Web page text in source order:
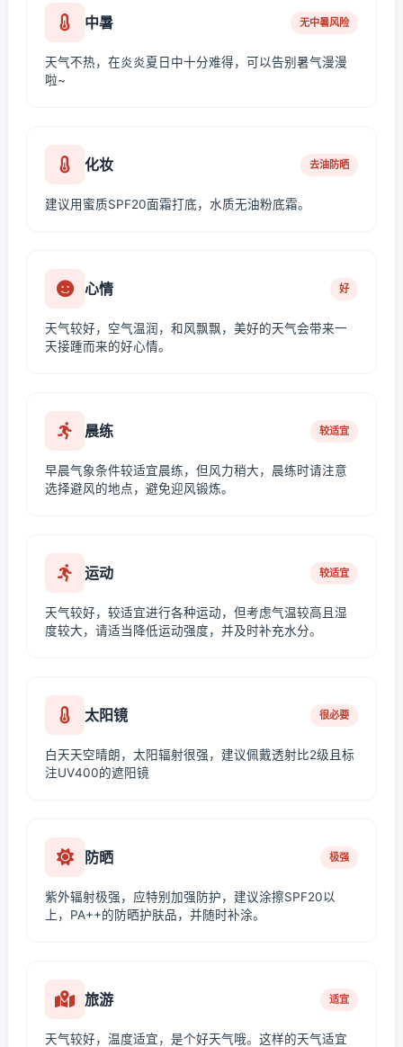
中暑 无中暑风险
天气不热，在炎炎夏日中十分难得，可以告别暑气漫漫
啦~
化妆 去油防晒
建议用蜜质SPF20面霜打底，水质无油粉底霜。
心情 好
天气较好，空气温润，和风飘飘，美好的天气会带来一
天接踵而来的好心情。
晨练 较适宜
早晨气象条件较适宜晨练，但风力稍大，晨练时请注意
选择避风的地点，避免迎风锻炼。
运动 较适宜
天气较好，较适宜进行各种运动，但考虑气温较高且湿
度较大，请适当降低运动强度，并及时补充水分。
太阳镜 很必要
白天天空晴朗，太阳辐射很强，建议佩戴透射比2级且标
注UV400的遮阳镜
防晒 极强
紫外辐射极强，应特别加强防护，建议涂擦SPF20以
上，PA++的防晒护肤品，并随时补涂。
旅游 适宜
天气较好，温度适宜，是个好天气哦。这样的天气适宜